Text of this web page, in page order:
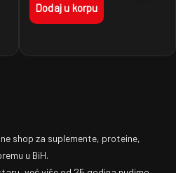
Dodaj u korpu
shop za suplemente, proteine,
u BiH.